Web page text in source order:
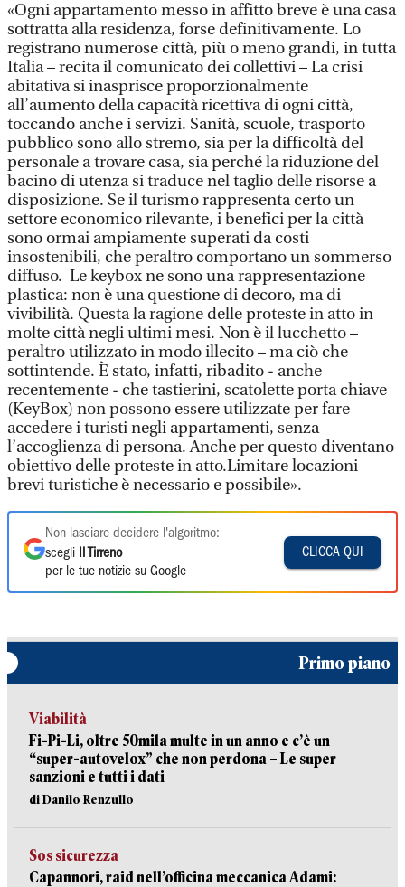
«Ogni appartamento messo in affitto breve è una casa
sottratta alla residenza, forse definitivamente. Lo
registrano numerose città, più o meno grandi, in tutta
Italia – recita il comunicato dei collettivi – La crisi
abitativa si inasprisce proporzionalmente
all’aumento della capacità ricettiva di ogni città,
toccando anche i servizi. Sanità, scuole, trasporto
pubblico sono allo stremo, sia per la difficoltà del
personale a trovare casa, sia perché la riduzione del
bacino di utenza si traduce nel taglio delle risorse a
disposizione. Se il turismo rappresenta certo un
settore economico rilevante, i benefici per la città
sono ormai ampiamente superati da costi
insostenibili, che peraltro comportano un sommerso
diffuso. Le keybox ne sono una rappresentazione
plastica: non è una questione di decoro, ma di
vivibilità. Questa la ragione delle proteste in atto in
molte città negli ultimi mesi. Non è il lucchetto –
peraltro utilizzato in modo illecito – ma ciò che
sottintende. È stato, infatti, ribadito - anche
recentemente - che tastierini, scatolette porta chiave
(KeyBox) non possono essere utilizzate per fare
accedere i turisti negli appartamenti, senza
l’accoglienza di persona. Anche per questo diventano
obiettivo delle proteste in atto.Limitare locazioni
brevi turistiche è necessario e possibile».
Non lasciare decidere l'algoritmo:
scegli
Il Tirreno
per le tue notizie su Google
CLICCA QUI
Primo piano
Viabilità
Fi-Pi-Li, oltre 50mila multe in un anno e c’è un
“super-autovelox” che non perdona – Le super
sanzioni e tutti i dati
di Danilo Renzullo
Sos sicurezza
Capannori, raid nell’officina meccanica Adami: